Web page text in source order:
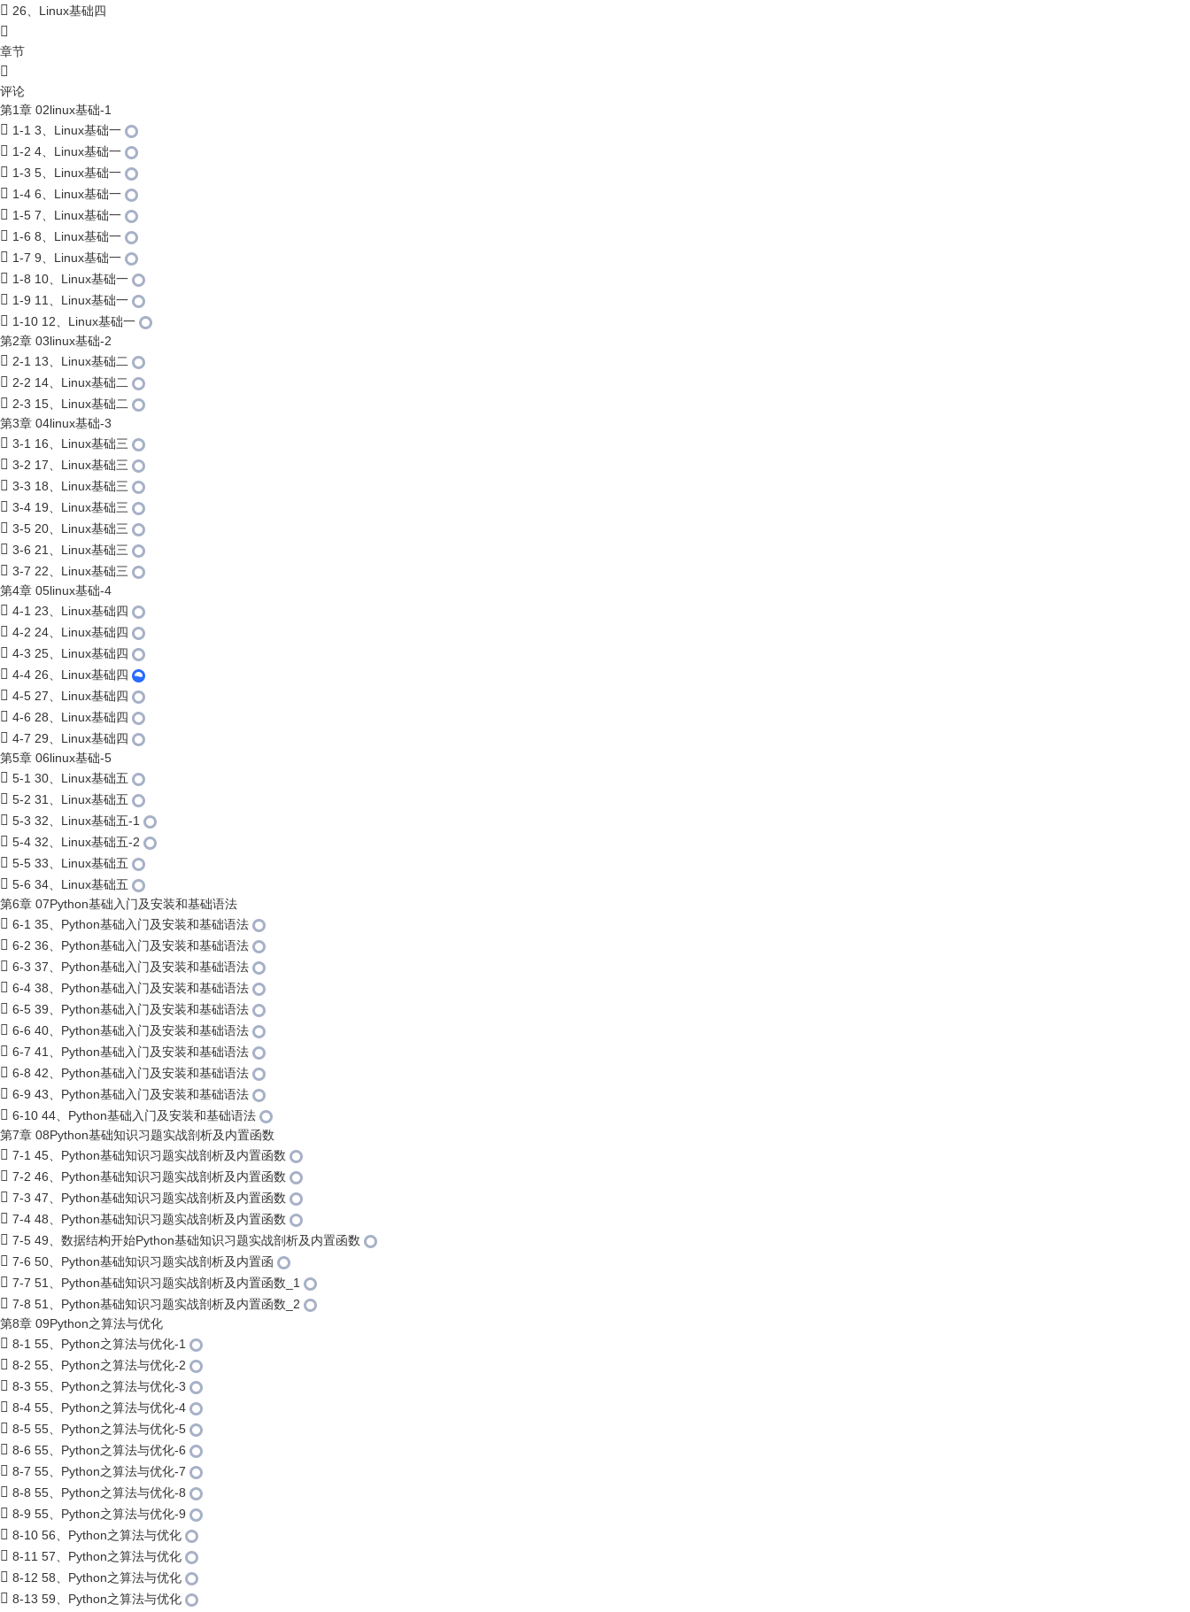
26、Linux基础四
章节
评论
第1章 02linux基础-1
1-1 3、Linux基础一
1-2 4、Linux基础一
1-3 5、Linux基础一
1-4 6、Linux基础一
1-5 7、Linux基础一
1-6 8、Linux基础一
1-7 9、Linux基础一
1-8 10、Linux基础一
1-9 11、Linux基础一
1-10 12、Linux基础一
第2章 03linux基础-2
2-1 13、Linux基础二
2-2 14、Linux基础二
2-3 15、Linux基础二
第3章 04linux基础-3
3-1 16、Linux基础三
3-2 17、Linux基础三
3-3 18、Linux基础三
3-4 19、Linux基础三
3-5 20、Linux基础三
3-6 21、Linux基础三
3-7 22、Linux基础三
第4章 05linux基础-4
4-1 23、Linux基础四
4-2 24、Linux基础四
4-3 25、Linux基础四
4-4 26、Linux基础四
4-5 27、Linux基础四
4-6 28、Linux基础四
4-7 29、Linux基础四
第5章 06linux基础-5
5-1 30、Linux基础五
5-2 31、Linux基础五
5-3 32、Linux基础五-1
5-4 32、Linux基础五-2
5-5 33、Linux基础五
5-6 34、Linux基础五
第6章 07Python基础入门及安装和基础语法
6-1 35、Python基础入门及安装和基础语法
6-2 36、Python基础入门及安装和基础语法
6-3 37、Python基础入门及安装和基础语法
6-4 38、Python基础入门及安装和基础语法
6-5 39、Python基础入门及安装和基础语法
6-6 40、Python基础入门及安装和基础语法
6-7 41、Python基础入门及安装和基础语法
6-8 42、Python基础入门及安装和基础语法
6-9 43、Python基础入门及安装和基础语法
6-10 44、Python基础入门及安装和基础语法
第7章 08Python基础知识习题实战剖析及内置函数
7-1 45、Python基础知识习题实战剖析及内置函数
7-2 46、Python基础知识习题实战剖析及内置函数
7-3 47、Python基础知识习题实战剖析及内置函数
7-4 48、Python基础知识习题实战剖析及内置函数
7-5 49、数据结构开始Python基础知识习题实战剖析及内置函数
7-6 50、Python基础知识习题实战剖析及内置函
7-7 51、Python基础知识习题实战剖析及内置函数_1
7-8 51、Python基础知识习题实战剖析及内置函数_2
第8章 09Python之算法与优化
8-1 55、Python之算法与优化-1
8-2 55、Python之算法与优化-2
8-3 55、Python之算法与优化-3
8-4 55、Python之算法与优化-4
8-5 55、Python之算法与优化-5
8-6 55、Python之算法与优化-6
8-7 55、Python之算法与优化-7
8-8 55、Python之算法与优化-8
8-9 55、Python之算法与优化-9
8-10 56、Python之算法与优化
8-11 57、Python之算法与优化
8-12 58、Python之算法与优化
8-13 59、Python之算法与优化